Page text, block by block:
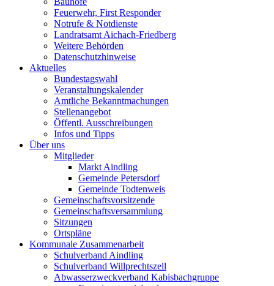
Feuerwehr, First Responder
Notrufe & Notdienste
Landratsamt Aichach-Friedberg
Weitere Behörden
Datenschutzhinweise
Aktuelles
Bundestagswahl
Veranstaltungskalender
Amtliche Bekanntmachungen
Stellenangebot
Öffentl. Ausschreibungen
Infos und Tipps
Über uns
Mitglieder
Markt Aindling
Gemeinde Petersdorf
Gemeinde Todtenweis
Gemeinschaftsvorsitzende
Gemeinschaftsversammlung
Sitzungen
Ortspläne
Kommunale Zusammenarbeit
Schulverband Aindling
Schulverband Willprechtszell
Abwasserzweckverband Kabisbachgruppe